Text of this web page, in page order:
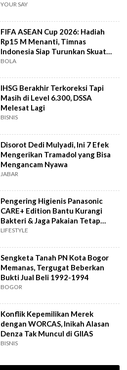
YOUR SAY
FIFA ASEAN Cup 2026: Hadiah
Rp15 M Menanti, Timnas
Indonesia Siap Turunkan Skuat
Terbaik
BOLA
IHSG Berakhir Terkoreksi Tapi
Masih di Level 6.300, DSSA
Melesat Lagi
BISNIS
Disorot Dedi Mulyadi, Ini 7 Efek
Mengerikan Tramadol yang Bisa
Mengancam Nyawa
JABAR
Pengering Higienis Panasonic
CARE+ Edition Bantu Kurangi
Bakteri & Jaga Pakaian Tetap
Bersih
LIFESTYLE
Sengketa Tanah PN Kota Bogor
Memanas, Tergugat Beberkan
Bukti Jual Beli 1992-1994
BOGOR
Konflik Kepemilikan Merek
dengan WORCAS, Inikah Alasan
Denza Tak Muncul di GIIAS
BISNIS